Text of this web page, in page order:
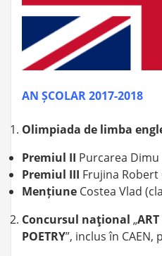
AN ȘCOLAR 2017-2018
Olimpiada de limba
Premiul II Purcarea Dimu
Premiul III Frujina Robert
Mențiune Costea Vlad
Concursul naţional „
POETRY”, inclus în CAEN,